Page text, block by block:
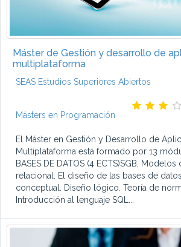
Máster de Gestión y desarrollo de
multiplataforma
SEAS Estudios Superiores Abiertos
Másters en Programación
El Máster en Gestión y Desarrollo de
Multiplataforma está formado por 13
BASES DE DATOS (4 ECTS)SGB,
relacional. El diseño de las bases de
conceptual. Diseño lógico. Teoría de
Introducción al lenguaje SQL...